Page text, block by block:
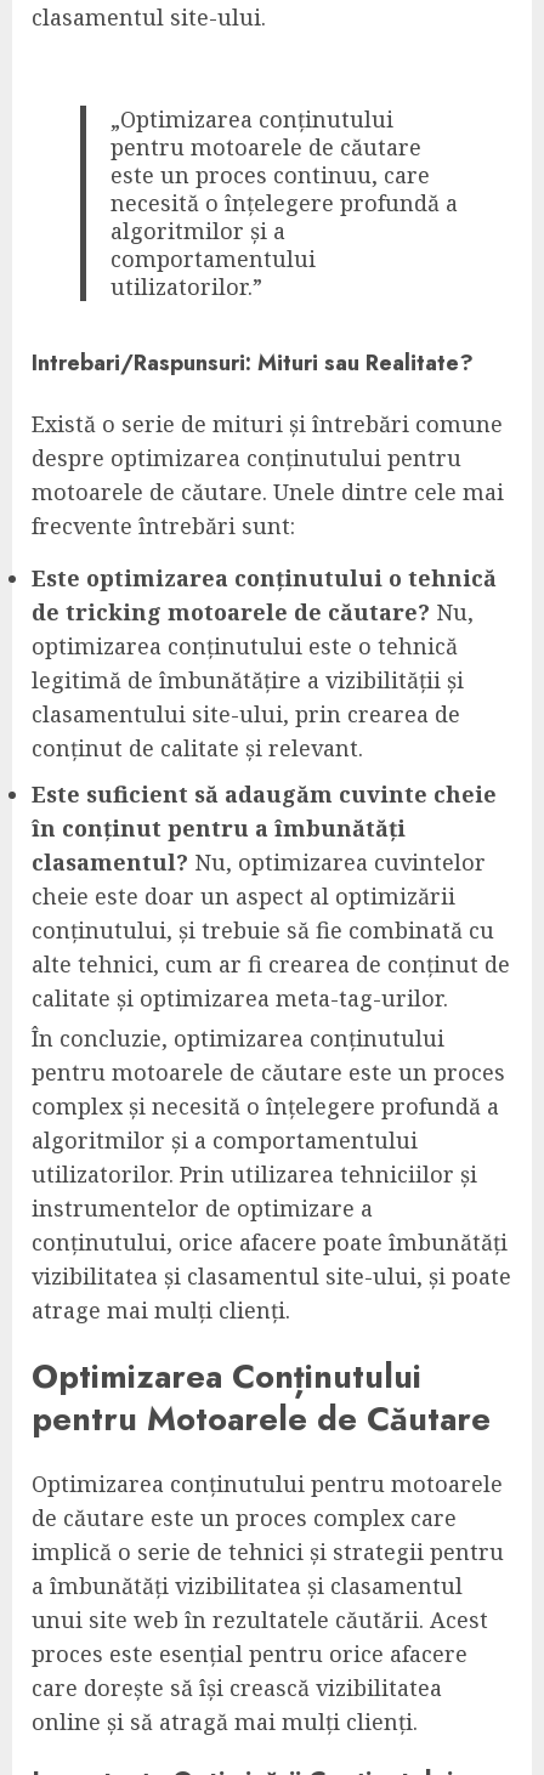
clasamentul site-ului.
„Optimizarea conținutului
pentru motoarele de căutare
este un proces continuu, care
necesită o înțelegere profundă a
algoritmilor și a
comportamentului
utilizatorilor.”
Intrebari/Raspunsuri: Mituri sau Realitate?
Există o serie de mituri și întrebări comune
despre optimizarea conținutului pentru
motoarele de căutare. Unele dintre cele mai
frecvente întrebări sunt:
Este optimizarea conținutului o tehnică
de tricking motoarele de căutare? Nu,
optimizarea conținutului este o tehnică
legitimă de îmbunătățire a vizibilității și
clasamentului site-ului, prin crearea de
conținut de calitate și relevant.
Este suficient să adaugăm cuvinte cheie
în conținut pentru a îmbunătăți
clasamentul? Nu, optimizarea cuvintelor
cheie este doar un aspect al optimizării
conținutului, și trebuie să fie combinată cu
alte tehnici, cum ar fi crearea de conținut de
calitate și optimizarea meta-tag-urilor.
În concluzie, optimizarea conținutului
pentru motoarele de căutare este un proces
complex și necesită o înțelegere profundă a
algoritmilor și a comportamentului
utilizatorilor. Prin utilizarea tehniciilor și
instrumentelor de optimizare a
conținutului, orice afacere poate îmbunătăți
vizibilitatea și clasamentul site-ului, și poate
atrage mai mulți clienți.
Optimizarea Conținutului
pentru Motoarele de Căutare
Optimizarea conținutului pentru motoarele
de căutare este un proces complex care
implică o serie de tehnici și strategii pentru
a îmbunătăți vizibilitatea și clasamentul
unui site web în rezultatele căutării. Acest
proces este esențial pentru orice afacere
care dorește să își crească vizibilitatea
online și să atragă mai mulți clienți.